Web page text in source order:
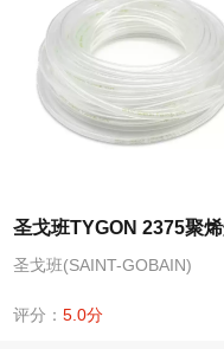
圣戈班(SAINT-GOBAIN)
评分： 5.0分